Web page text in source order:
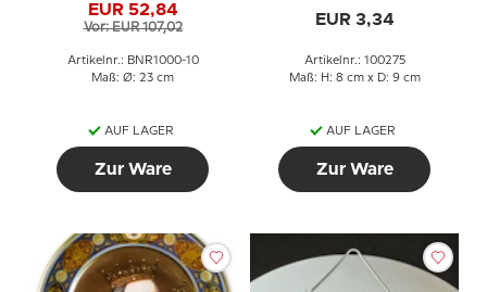
EUR 52,84
Vor: EUR 107,02
Artikelnr.: BNR1000-10
Maß: Ø: 23 cm
AUF LAGER
Zur Ware
EUR 3,34
Artikelnr.: 100275
Maß: H: 8 cm x D: 9 cm
AUF LAGER
Zur Ware